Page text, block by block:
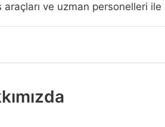
araçları ve uzman personelleri ile